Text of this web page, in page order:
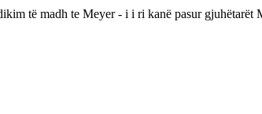
të madh te Meyer - i i ri kanë pasur